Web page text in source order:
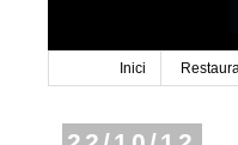
Inici